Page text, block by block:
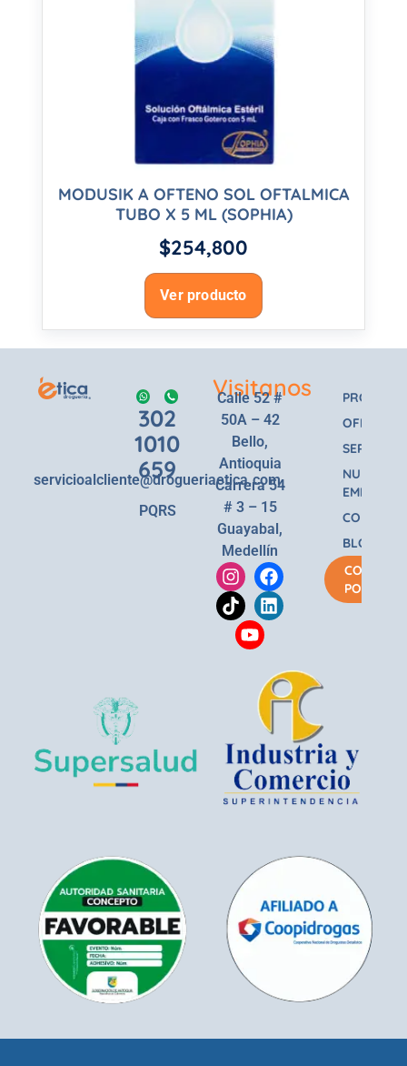
MODUSIK A OFTENO SOL OFTALMICA
TUBO X 5 ML (SOPHIA)
$254,800
Ver producto
302
1010
659
servicioalcliente@drogueriaetica.com
PQRS
Visitanos
Calle 52 #
50A – 42
Bello,
Antioquia
Carrera 54
# 3 – 15
Guayabal,
Medellín
OFERTAS
SERVICIOS
NUESTRA
EMPRESA
BLOG
COMPRA
POR